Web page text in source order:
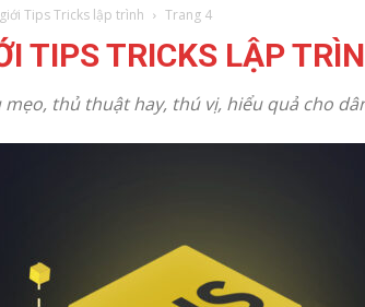
Tips Tricks lập trình Trang 4
TIPS TRICKS LẬP
mẹo, thủ thuật hay, thú vị, hiểu quả cho